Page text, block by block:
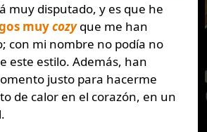
muy disputado, y es que he
muycozyque me han
con mi nombre no podía no
este estilo. Además, han
justo para hacerme
de calor en el corazón, en un